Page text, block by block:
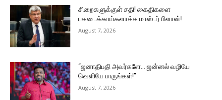
சிறைகளுக்குள் சதி! கைதிகளை
பகடைக்காய்களாக்க மாஸ்டர் பிளான்!
August 7, 2026
“ஜனாதிபதி அவர்களே… ஜன்னல் வழியே
வெளியே பாருங்கள்!”
August 7, 2026